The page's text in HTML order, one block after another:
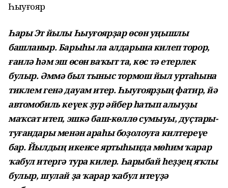
Һыуғояр
Һары Эт йылы Һыуғоярҙар өсөн уңышлы
башланыр. Барыһы ла алдарына килеп торор,
ғаилә һәм эш өсөн ваҡыт та, көс тә етерлек
булыр. Әммә был тыныс тормош йыл уртаһына
тиклем генә дауам итер. Һыуғоярҙың фатир, йә
автомобиль кеүек ҙур әйбер һатып алыуҙы
маҡсат итеп, эшкә баш-көллө сумыуы, дуҫтары-
туғандары менән араһы боҙолоуға килтереүе
бар. Йылдың икенсе яртыһында мөһим ҡарар
ҡабул итергә тура килер. Һарыбай һеҙҙең яҡлы
булыр, шулай ҙа ҡарар ҡабул итеүҙә